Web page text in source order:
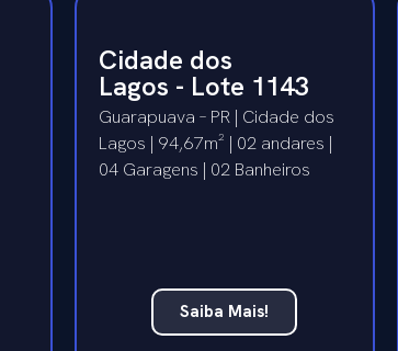
Cidade dos
Lagos - Lote 1143
Guarapuava – PR | Cidade dos
Lagos | 94,67m² | 02 andares |
04 Garagens | 02 Banheiros
Saiba Mais!